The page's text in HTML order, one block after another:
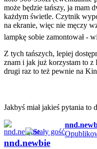
może będzie tańszy, ja mam
każdym świetle. Czytnik
na ekranie, więc nie męczy
lampkę sobie zamontował -
Z tych tańszych, lepiej
znam i jak już korzystam to z
drugi raz to też pewnie na
Jakbyś miał jakieś pytania to
nnd.newbie